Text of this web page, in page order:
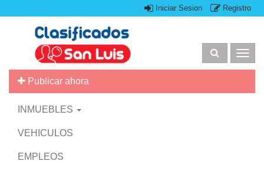
Iniciar Sesion Registro
Publicar ahora
INMUEBLES
VEHICULOS
EMPLEOS